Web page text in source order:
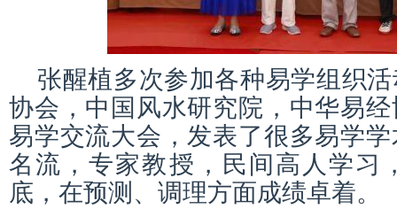
张醒植多次参加各种易学组织
协会，中国风水研究院，中华易
易学交流大会，发表了很多易学
名流，专家教授，民间高人学习
底，在预测、调理方面成绩卓着。